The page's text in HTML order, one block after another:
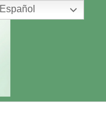
Español